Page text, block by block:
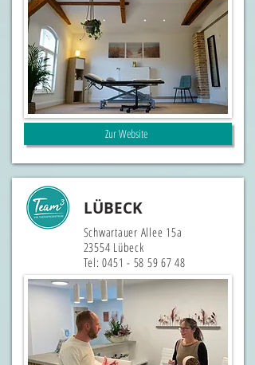
Zur Website
LÜBECK
Schwartauer Allee 15a
23554 Lübeck
Tel:0451 - 58 59 67 48